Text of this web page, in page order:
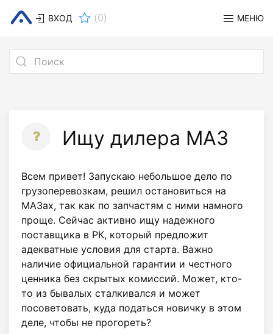
ВХОД (0) МЕНЮ
Ищу дилера МАЗ
Всем привет! Запускаю небольшое дело по
грузоперевозкам, решил остановиться на
МАЗах, так как по запчастям с ними намного
проще. Сейчас активно ищу надежного
поставщика в РК, который предложит
адекватные условия для старта. Важно
наличие официальной гарантии и честного
ценника без скрытых комиссий. Может, кто-
то из бывалых сталкивался и может
посоветовать, куда податься новичку в этом
деле, чтобы не прогореть?